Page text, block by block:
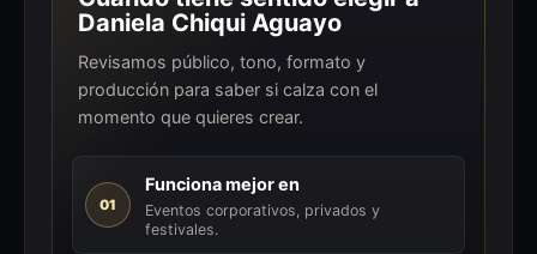
Daniela Chiqui Aguayo
Revisamos público, tono, formato y
producción para saber si calza con el
momento que quieres crear.
01
Funciona mejor en
Eventos corporativos, privados y
festivales.